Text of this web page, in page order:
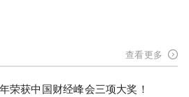
查看更多
荣获中国财经峰会三项大奖！